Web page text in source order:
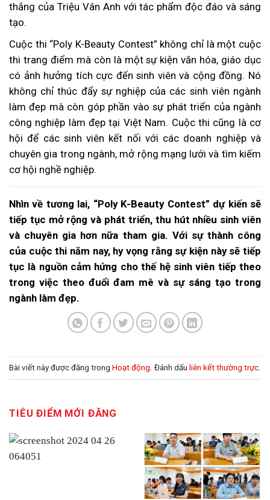
thắng của Triệu Vân Anh với tác phẩm độc đáo và sáng
tạo.
Cuộc thi “Poly K-Beauty Contest” không chỉ là một cuộc
thi trang điểm mà còn là một sự kiện văn hóa, giáo dục
có ảnh hưởng tích cực đến sinh viên và cộng đồng. Nó
không chỉ thúc đẩy sự nghiệp của các sinh viên ngành
làm đẹp mà còn góp phần vào sự phát triển của ngành
công nghiệp làm đẹp tại Việt Nam. Cuộc thi cũng là cơ
hội để các sinh viên kết nối với các doanh nghiệp và
chuyên gia trong ngành, mở rộng mạng lưới và tìm kiếm
cơ hội nghề nghiệp.
Nhìn về tương lai, “Poly K-Beauty Contest” dự kiến sẽ
tiếp tục mở rộng và phát triển, thu hút nhiều sinh viên
và chuyên gia hơn nữa tham gia. Với sự thành công
của cuộc thi năm nay, hy vọng rằng sự kiện này sẽ tiếp
tục là nguồn cảm hứng cho thế hệ sinh viên tiếp theo
trong việc theo đuổi đam mê và sự sáng tạo trong
ngành làm đẹp.
Bài viết này được đăng trong Hoạt động . Đánh dấu liên kết thường trực
TIÊU ĐIỂM MỚI ĐĂNG